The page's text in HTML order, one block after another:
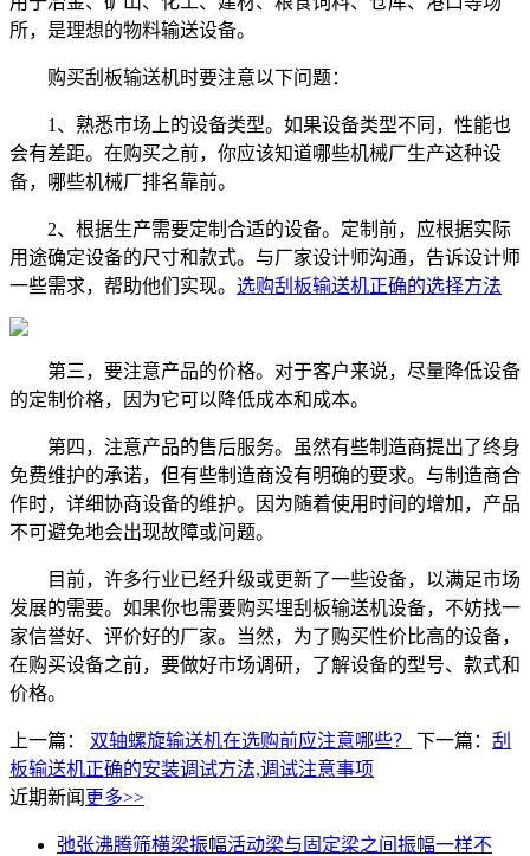
所，是理想的物料输送设备。
购买刮板输送机时要注意以下问题：
1、熟悉市场上的设备类型。如果设备类型不同，性能也
会有差距。在购买之前，你应该知道哪些机械厂生产这种设
备，哪些机械厂排名靠前。
2、根据生产需要定制合适的设备。定制前，应根据实际
用途确定设备的尺寸和款式。与厂家设计师沟通，告诉设计师
一些需求，帮助他们实现。 选购刮板输送机正确的选择方法
第三，要注意产品的价格。对于客户来说，尽量降低设备
的定制价格，因为它可以降低成本和成本。
第四，注意产品的售后服务。虽然有些制造商提出了终身
免费维护的承诺，但有些制造商没有明确的要求。与制造商合
作时，详细协商设备的维护。因为随着使用时间的增加，产品
不可避免地会出现故障或问题。
目前，许多行业已经升级或更新了一些设备，以满足市场
发展的需要。如果你也需要购买埋刮板输送机设备，不妨找一
家信誉好、评价好的厂家。当然，为了购买性价比高的设备，
在购买设备之前，要做好市场调研，了解设备的型号、款式和
价格。
上一篇： 双轴螺旋输送机在选购前应注意哪些？ 下一篇： 刮
板输送机正确的安装调试方法,调试注意事项
近期新闻 更多>>
弛张沸腾筛横梁振幅活动梁与固定梁之间振幅一样不